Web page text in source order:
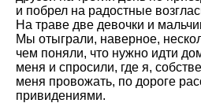
и побрел на радостные
На траве две девочки и
Мы отыграли, наверное,
чем поняли, что нужно идти
меня и спросили, где я,
меня провожать, по дороге
привидениями.